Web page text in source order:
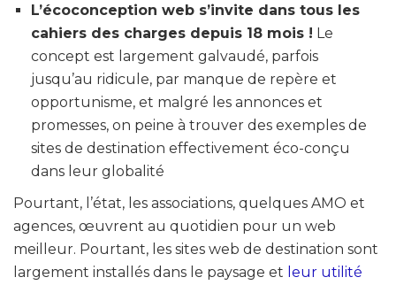
L’écoconception web s’invite dans tous les
cahiers des charges depuis 18 mois ! Le
concept est largement galvaudé, parfois
jusqu’au ridicule, par manque de repère et
opportunisme, et malgré les annonces et
promesses, on peine à trouver des exemples de
sites de destination effectivement éco-conçu
dans leur globalité
Pourtant, l’état, les associations, quelques AMO et
agences, œuvrent au quotidien pour un web
meilleur. Pourtant, les sites web de destination sont
largement installés dans le paysage et leur utilité